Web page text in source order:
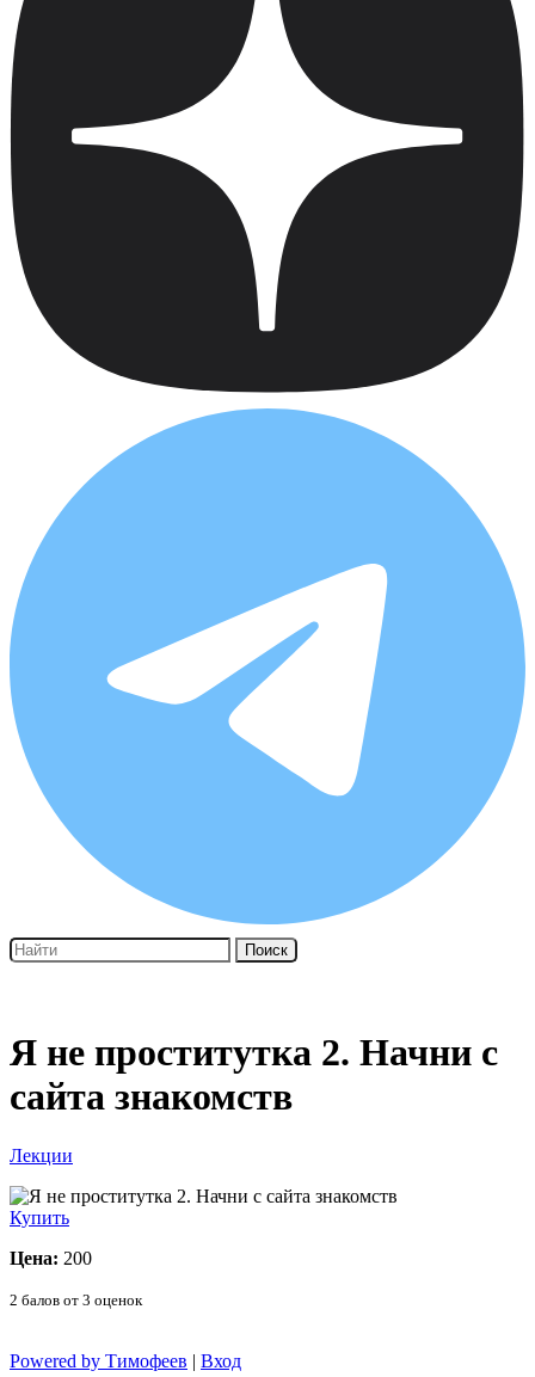
Поиск
Я не проститутка 2. Начни с
сайта знакомств
Лекции
Купить
Цена: 200
2 балов от 3 оценок
Powered by Тимофеев | Вход